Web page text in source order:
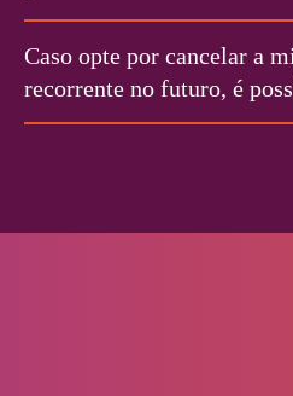
Caso opte por cancelar a
recorrente no futuro, é